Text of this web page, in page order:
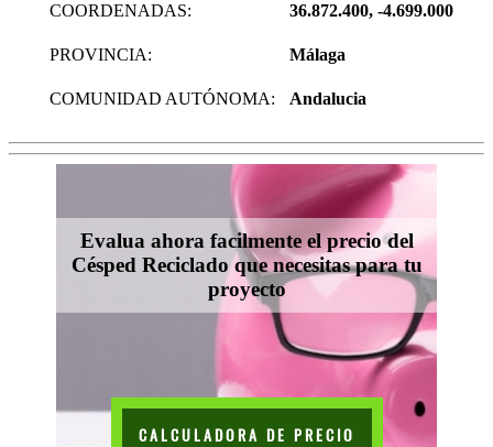
COORDENADAS: 36.872.400, -4.699.000
PROVINCIA: Málaga
COMUNIDAD AUTÓNOMA: Andalucia
Evalua ahora facilmente el precio del
Césped Reciclado que necesitas para tu
proyecto
CALCULADORA DE PRECIO